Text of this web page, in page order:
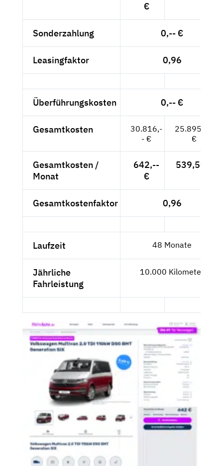
€
Sonderzahlung 0,-- €
Leasingfaktor 0,96
Überführungskosten 0,-- €
Gesamtkosten
30.816,-
- €
25.895,80
€
Gesamtkosten /
Monat
642,--
€
539,50 €
Gesamtkostenfaktor 0,96
Laufzeit 48 Monate
Jährliche
Fahrleistung
10.000 Kilometer